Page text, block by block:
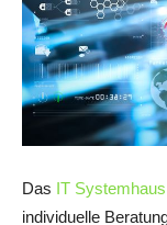
Das IT Systemhaus
individuelle